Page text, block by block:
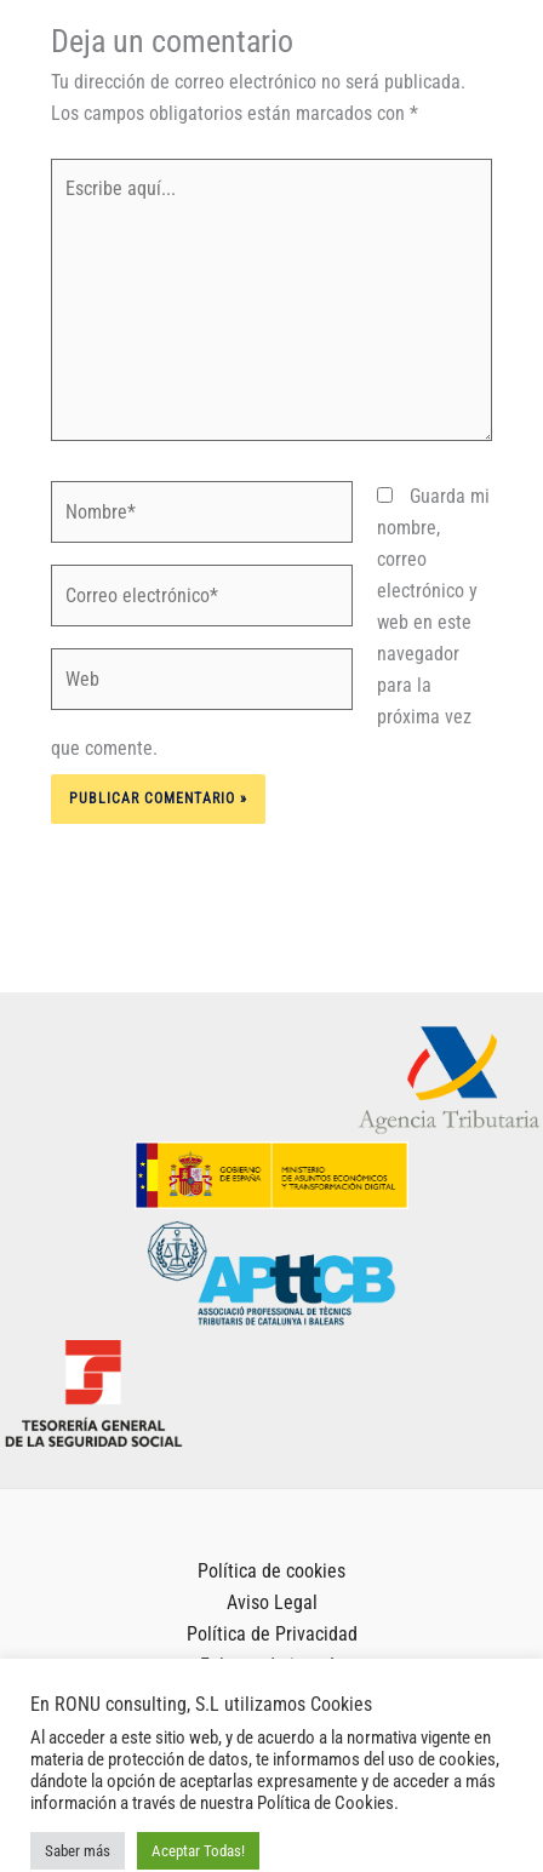
Deja un comentario
Tu dirección de correo electrónico no será publicada.
Los campos obligatorios están marcados con *
Guarda mi
nombre,
correo
electrónico y
web en este
navegador
para la
próxima vez
que comente.
Política de cookies
Aviso Legal
Política de Privacidad
Copyright © 2026 RonuConsulting | Powered by ronuconsulting.com
En RONU consulting, S.L utilizamos Cookies
Al acceder a este sitio web, y de acuerdo a la normativa vigente en
materia de protección de datos, te informamos del uso de cookies,
dándote la opción de aceptarlas expresamente y de acceder a más
información a través de nuestra Política de Cookies.
Saber más Aceptar Todas!